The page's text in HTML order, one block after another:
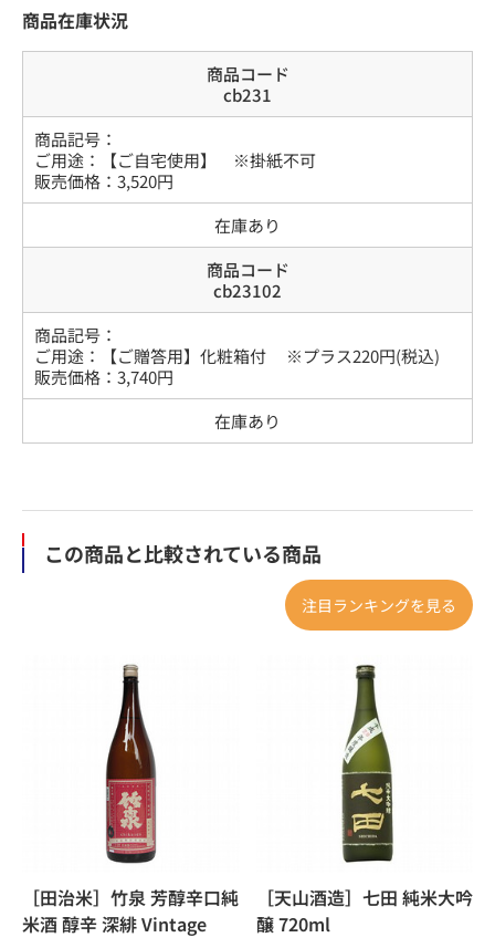
商品在庫状況
商品コード
cb231
商品記号：
ご用途 ：
【ご自宅使用】 ※掛紙不可
販売価格： 3,520円
在庫あり
商品コード
cb23102
商品記号：
ご用途 ：
【ご贈答用】化粧箱付 ※プラス220円(税込)
販売価格： 3,740円
在庫あり
この商品と比較されている商品
注目ランキングを見る
［田治米］竹泉 芳醇辛口純
米酒 醇辛 深緋 Vintage
［天山酒造］七田 純米大吟
醸 720ml